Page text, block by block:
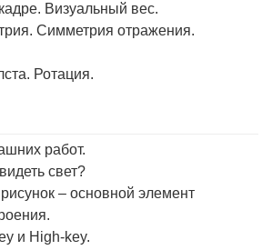
Визуальный вес.
Симметрия отражения.
Ротация.
работ.
свет?
– основной элемент
и High-key.